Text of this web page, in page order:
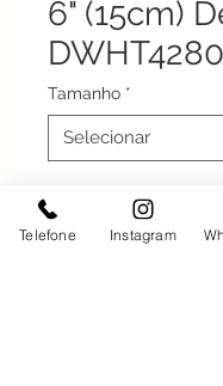
6" (15cm)
Tamanho *
Mini Nível de Mão de
(10cm) DeWalt -
Telefone Instagram